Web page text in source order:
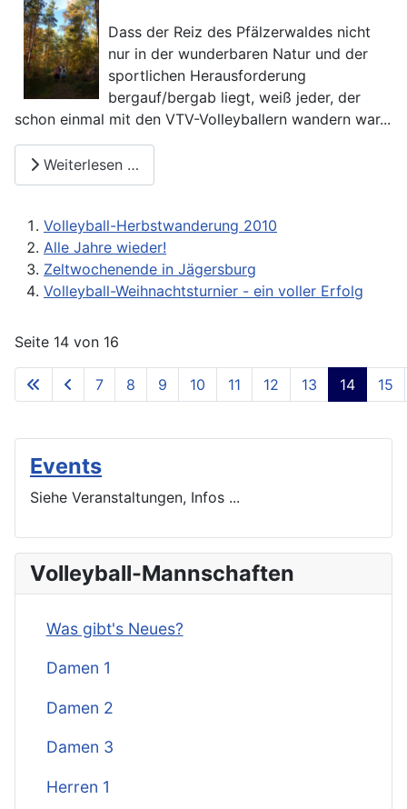
Events
Siehe Veranstaltungen, Infos ...
Volleyball-Mannschaften
Was gibt's Neues?
Damen 1
Damen 2
Damen 3
Herren 1
Dass der Reiz des Pfälzerwaldes nicht
nur in der wunderbaren Natur und der
sportlichen Herausforderung
bergauf/bergab liegt, weiß jeder, der
schon einmal mit den VTV-Volleyballern wandern war...
Weiterlesen …
Volleyball-Herbstwanderung 2010
Alle Jahre wieder!
Zeltwochenende in Jägersburg
Volleyball-Weihnachtsturnier - ein voller Erfolg
Seite 14 von 16
7 8 9 10 11 12 13 14 15